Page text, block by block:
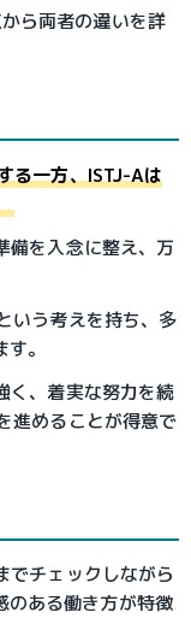
ら両者の違いを詳
る一方、ISTJ-Aは
備を入念に整え、万
いう考えを持ち、多
。
く、着実な努力を続
進めることが得意で
でチェックしながら
のある働き方が特徴